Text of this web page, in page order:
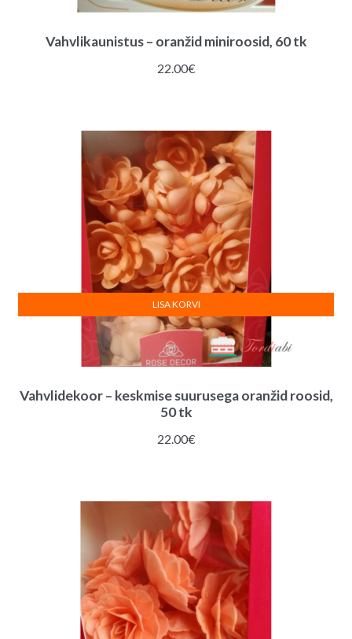
Vahvlikaunistus – oranžid miniroosid, 60 tk
22.00€
Vahvlidekoor – keskmise suurusega oranžid roosid,
50 tk
22.00€
LISA KORVI